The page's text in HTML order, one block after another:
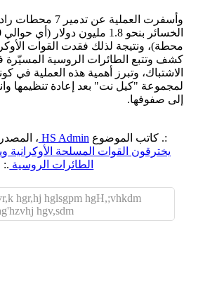
وأسفرت العملية عن
محطة)، ونتيجة لذلك فقدت القوات
كشف وتتبع الطائرات الروسية
الاشتباك، وتبرز أهمية هذه العملية في
لمجموعة "كيل نت" بعد إعادة تنظيمها
إلى صفوفها.
:. كاتب الموضوع HS Admin ،
يخترقون القوات المسلحة الأوكرانية
الطائرات الروسية .:
hgr,hj hglsgpm hgH,;vhkdm
hgv,sdm